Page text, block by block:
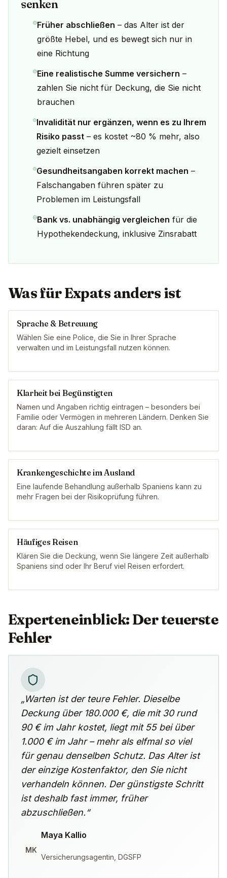
senken
Früher abschließen – das Alter ist der
größte Hebel, und es bewegt sich nur in
eine Richtung
Eine realistische Summe versichern –
zahlen Sie nicht für Deckung, die Sie nicht
brauchen
Invalidität nur ergänzen, wenn es zu Ihrem
Risiko passt– es kostet ~80 % mehr, also
gezielt einsetzen
Gesundheitsangaben korrekt machen –
Falschangaben führen später zu
Problemen im Leistungsfall
Bank vs. unabhängig vergleichen für die
Hypothekendeckung, inklusive Zinsrabatt
Was für Expats anders ist
Sprache & Betreuung
Wählen Sie eine Police, die Sie in Ihrer Sprache
verwalten und im Leistungsfall nutzen können.
Klarheit bei Begünstigten
Namen und Angaben richtig eintragen – besonders bei
Familie oder Vermögen in mehreren Ländern. Denken Sie
daran: Auf die Auszahlung fällt ISD an.
Krankengeschichte im Ausland
Eine laufende Behandlung außerhalb Spaniens kann zu
mehr Fragen bei der Risikoprüfung führen.
Häufiges Reisen
Klären Sie die Deckung, wenn Sie längere Zeit außerhalb
Spaniens sind oder Ihr Beruf viel Reisen erfordert.
Experteneinblick: Der teuerste
Fehler
„Warten ist der teure Fehler. Dieselbe
Deckung über 180.000 €, die mit 30 rund
90 € im Jahr kostet, liegt mit 55 bei über
1.000 € im Jahr – mehr als elfmal so viel
für genau denselben Schutz. Das Alter ist
der einzige Kostenfaktor, den Sie nicht
verhandeln können. Der günstigste Schritt
ist deshalb fast immer, früher
abzuschließen.“
MK
Maya Kallio
Versicherungsagentin, DGSFP